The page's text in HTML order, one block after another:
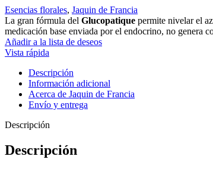
Esencias florales, Jaquin de Francia
La gran fórmula del Glucopatique permite nivelar el
medicación base enviada por el endocrino, no genera
Añadir a la lista de deseos
Vista rápida
Descripción
Información adicional
Acerca de Jaquin de Francia
Envío y entrega
Descripción
Descripción